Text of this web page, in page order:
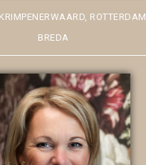
ROTTERDAM,
BREDA